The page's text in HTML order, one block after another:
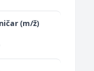
(m/ž)